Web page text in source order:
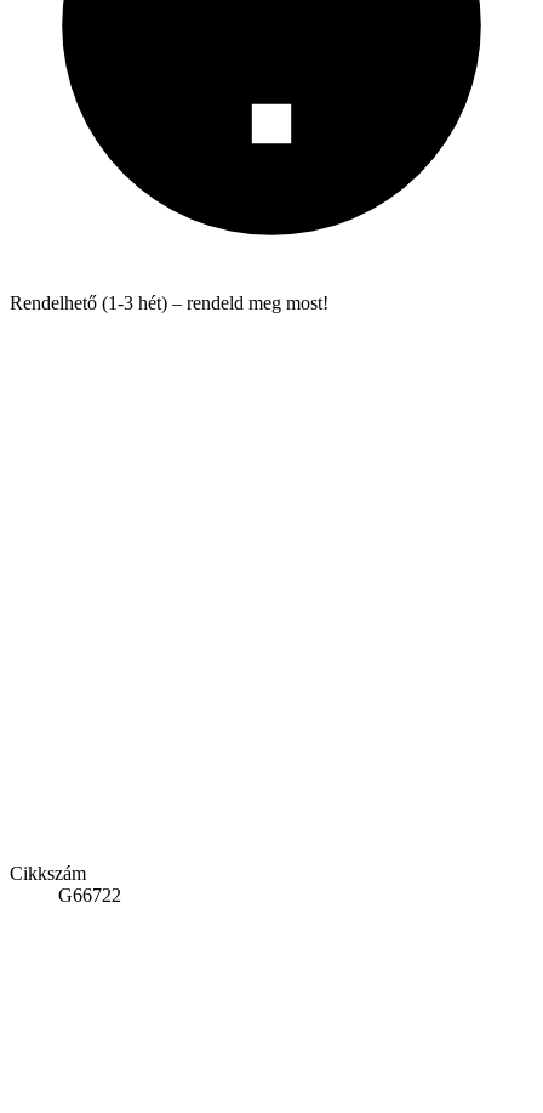
Rendelhető (1-3 hét) – rendeld meg most!
Cikkszám
G66722